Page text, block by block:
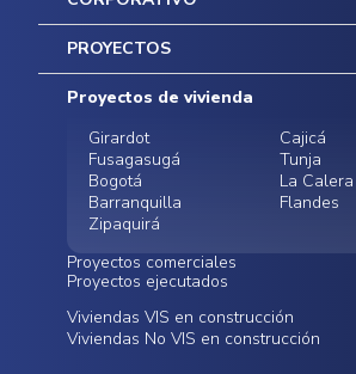
Inicio
Mapa del sitio
Postventas
Contratación Directa
Noticias
PROYECTOS
Proyectos de vivienda
Girardot
Cajicá
Fusagasugá
Tunja
Bogotá
La Calera
Barranquilla
Flandes
Zipaquirá
Proyectos comerciales
Funza
Infinitum
Bodegas - ALMAX
Centro
Proyectos ejecutados
Conoce nuestros
proyectos ejecutados
Viviendas VIS en construcción
Viviendas No VIS en construcción